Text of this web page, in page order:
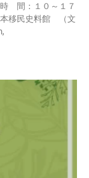
間：１０～１７
移民史料館 （文